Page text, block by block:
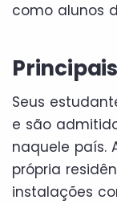
como alunos
Seus
e são
naquele país.
própria
instalações